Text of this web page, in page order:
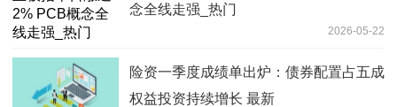
念全线走强_热门
2026-05-22
险资一季度成绩单出炉：债券配置占五成
权益投资持续增长 最新